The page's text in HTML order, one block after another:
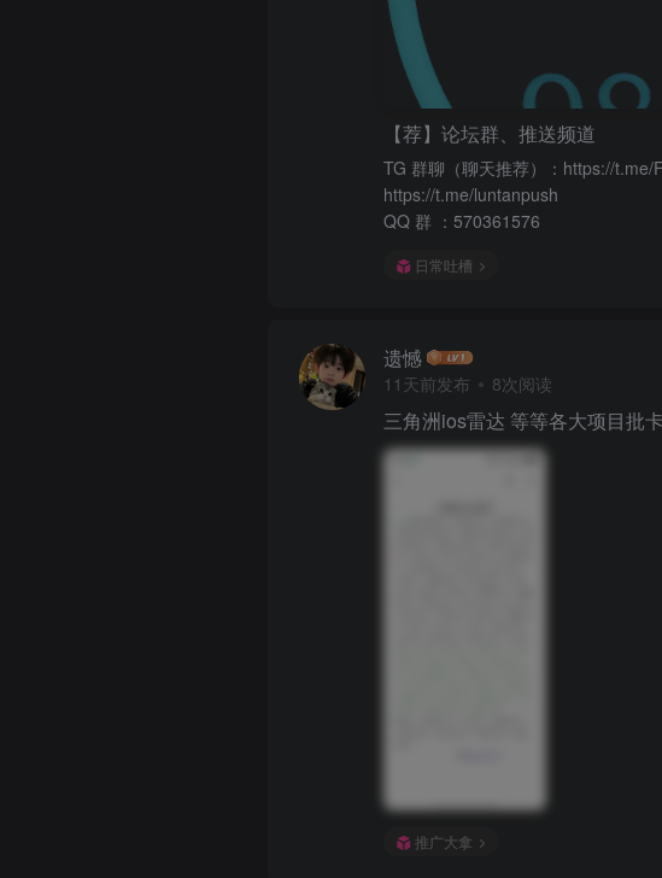
【荐】论坛群、推送频道
TG 群聊（聊天推荐）：https://t.me/
https://t.me/luntanpush
QQ 群 ：570361576
日常吐槽
遗憾
11天前发布 8次阅读
三角洲ios雷达 等等各大项目批
推广大拿